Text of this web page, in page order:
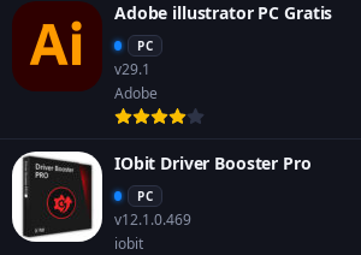
Adobe illustrator PC Gratis
PC
v29.1
Adobe
IObit Driver Booster Pro
PC
v12.1.0.469
iobit